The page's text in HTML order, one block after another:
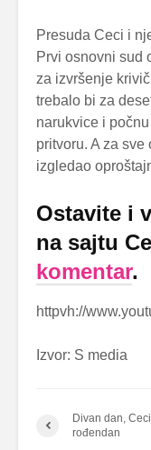
Presuda Ceci i
Prvi osnovni sud
za izvršenje
trebalo bi za
narukvice i
pritvoru. A za
izgledao
Ostavite i
na sajtu
komentar.
httpvh://
Izvor: S media
Divan dan,
rođendan